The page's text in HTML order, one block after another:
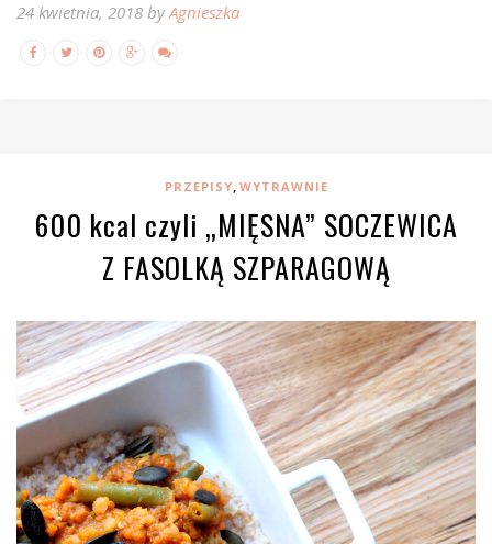
24 kwietnia, 2018 byAgnieszka
PRZEPISY, WYTRAWNIE
600 kcal czyli „MIĘSNA” SOCZEWICA
Z FASOLKĄ SZPARAGOWĄ